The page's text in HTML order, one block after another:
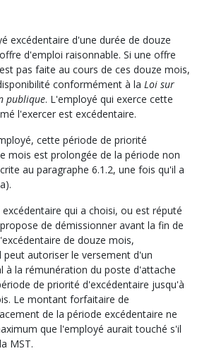
excédentaire d'une durée de douze
d'emploi raisonnable. Si une offre
pas faite au cours de ces douze mois,
conformément à la Loi sur
publique. L'employé qui exerce cette
l'exercer est excédentaire.
cette période de priorité
mois est prolongée de la période non
au paragraphe 6.1.2, une fois qu'il a
qui a choisi, ou est réputé
de démissionner avant la fin de
de douze mois,
autoriser le versement d'un
la rémunération du poste d'attache
de priorité d'excédentaire jusqu'à
Le montant forfaitaire de
de la période excédentaire ne
que l'employé aurait touché s'il
MST.